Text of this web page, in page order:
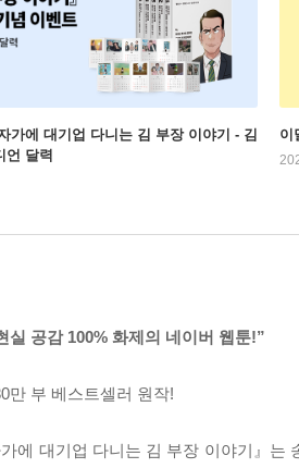
가에 대기업 다니는 김 부장 이야기 - 김
언 달력
이
실 공감 100% 화제의 네이버 웹툰!”
만 부 베스트셀러 원작!
가에 대기업 다니는 김 부장 이야기』